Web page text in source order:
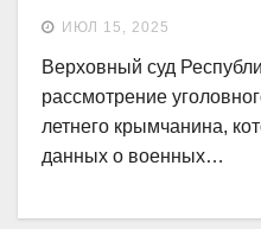
ИЮЛ 15, 2025
Верховный суд
рассмотрение
летнего крымчанина,
данных о военных…